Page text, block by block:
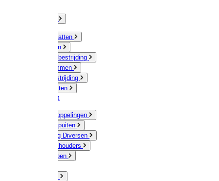
Muizen / Ratten
Drukspuiten
Ongediertebestrijding
Mollenklemmen
Onkruidbestrijding
Vliegenkasten
Meststoffen
Messing koppelingen
Gieters / Spuiten
Besproeiing Diversen
Slangen & houders
Waterpompen